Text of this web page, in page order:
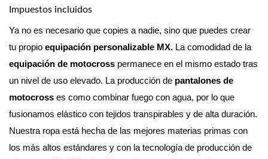
Impuestos incluidos
Ya no es necesario que copies a nadie, sino que puedes crear
tu propio equipación personalizable MX.
La comodidad de la
equipación de motocross permanece en el mismo estado tras
un nivel de uso elevado. La producción de pantalones de
motocross es como combinar fuego con agua, por lo que
fusionamos elástico con tejidos transpirables y de alta duración.
Nuestra ropa está hecha de las mejores materias primas con
los más altos estándares y con la tecnología de producción de